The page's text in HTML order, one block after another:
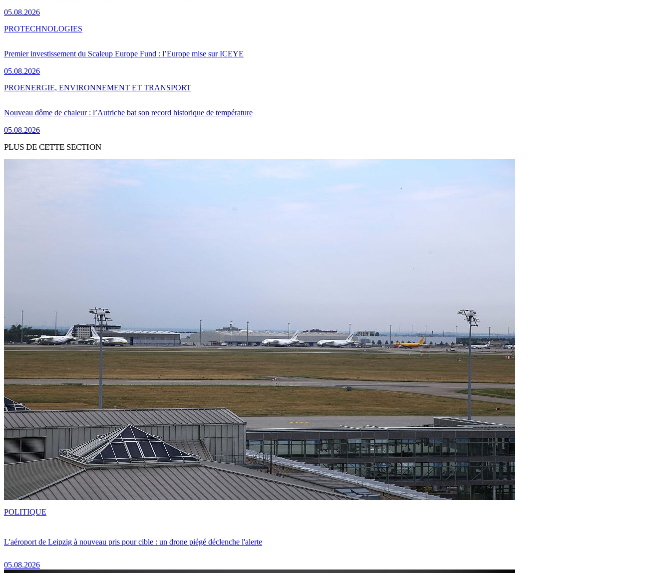
05.08.2026
Premier investissement du Scaleup Europe Fund : l’Europe mise sur ICEYE
05.08.2026
PROTECHNOLOGIES
Nouveau dôme de chaleur : l’Autriche bat son record historique de température
05.08.2026
PROENERGIE, ENVIRONNEMENT ET TRANSPORT
PLUS DE CETTE SECTION
L'aéroport de Leipzig à nouveau pris pour cible : un drone piégé déclenche l'alerte
05.08.2026
POLITIQUE